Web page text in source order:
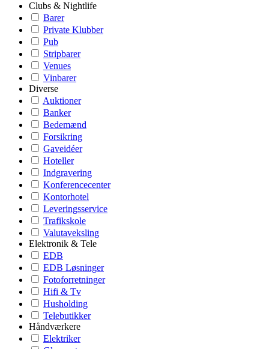
Clubs & Nightlife
Barer
Private Klubber
Pub
Stripbarer
Venues
Vinbarer
Diverse
Auktioner
Banker
Bedemænd
Forsikring
Gaveidéer
Hoteller
Indgravering
Konferencecenter
Kontorhotel
Leveringsservice
Trafikskole
Valutaveksling
Elektronik & Tele
EDB
EDB Løsninger
Fotoforretninger
Hifi & Tv
Husholding
Telebutikker
Håndværkere
Elektriker